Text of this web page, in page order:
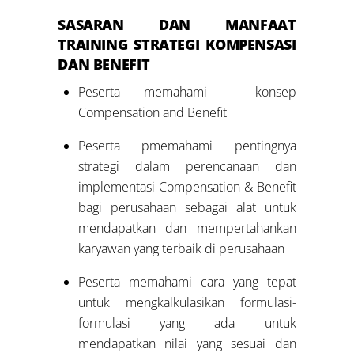
SASARAN DAN MANFAAT
TRAININGSTRATEGI KOMPENSASI
DAN BENEFIT
Peserta memahami konsep
Compensation and Benefit
Peserta pmemahami pentingnya
strategi dalam perencanaan dan
implementasi Compensation & Benefit
bagi perusahaan sebagai alat untuk
mendapatkan dan mempertahankan
karyawan yang terbaik di perusahaan
Peserta memahami cara yang tepat
untuk mengkalkulasikan formulasi-
formulasi yang ada untuk
mendapatkan nilai yang sesuai dan